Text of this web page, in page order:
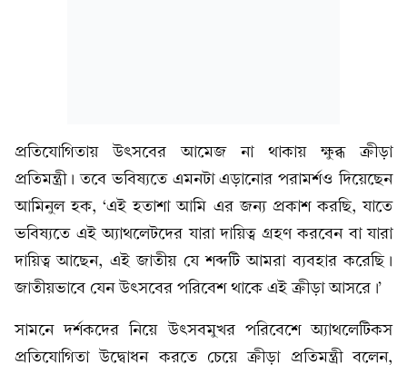
প্রতিযোগিতায় উৎসবের আমেজ না থাকায় ক্ষুব্ধ ক্রীড়া
প্রতিমন্ত্রী। তবে ভবিষ্যতে এমনটা এড়ানোর পরামর্শও দিয়েছেন
আমিনুল হক, ‘এই হতাশা আমি এর জন্য প্রকাশ করছি, যাতে
ভবিষ্যতে এই অ্যাথলেটদের যারা দায়িত্ব গ্রহণ করবেন বা যারা
দায়িত্ব আছেন, এই জাতীয় যে শব্দটি আমরা ব্যবহার করেছি।
জাতীয়ভাবে যেন উৎসবের পরিবেশ থাকে এই ক্রীড়া আসরে।’
সামনে দর্শকদের নিয়ে উৎসবমুখর পরিবেশে অ্যাথলেটিকস
প্রতিযোগিতা উদ্বোধন করতে চেয়ে ক্রীড়া প্রতিমন্ত্রী বলেন,